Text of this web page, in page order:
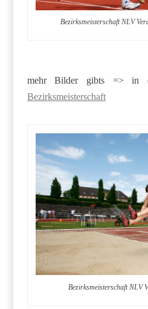
Bezirksmeisterschaft NLV
mehr Bilder gibts => in
Bezirksmeisterschaft
Bezirksmeisterschaft NLV